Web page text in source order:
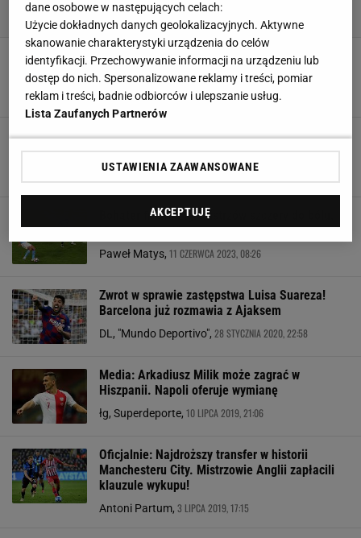
Gwiazdor Man City zachował się jak chuligan.
Jego zespół pół meczu grał w osłabieniu
Konrad Ferszter,23 WRZEŚNIA 2023, 18:18
Gwiazdor Manchesteru City staje w kontrze do
Saudyjczyków. Mocny apel
Aleksander Bernard,9 WRZEŚNIA 2023, 15:37
Bohater finału Ligi Mistrzów szczery do bólu.
"Grałem gów**"
Paweł Matys, 11 CZERWCA 2023, 08:26
Zwrot w sprawie zastępstwa Luisa Suareza!
Barcelona już rozmawia z Ajaksem
DL, "Mundo Deportivo", 28 STYCZNIA 2020, 22:58
Media: Arkadiusz Milik może zagrać w
Hiszpanii. Napoli oferuje wymianę
łg, Superdeporte, 10 LIPCA 2019, 21:06
Oficjalnie: Najdroższy transfer w historii
Manchesteru City. Mistrzowie Anglii zapłacili
klauzule wykupu!
Antoni Partum, 3 LIPCA 2019, 17:15
dane osobowe w następujących celach:
Użycie dokładnych danych geolokalizacyjnych. Aktywne
skanowanie charakterystyki urządzenia do celów
identyfikacji. Przechowywanie informacji na urządzeniu lub
dostęp do nich. Spersonalizowane reklamy i treści, pomiar
reklam i treści, badnie odbiorców i ulepszanie usług.
Lista Zaufanych Partnerów
USTAWIENIA ZAAWANSOWANE
AKCEPTUJĘ